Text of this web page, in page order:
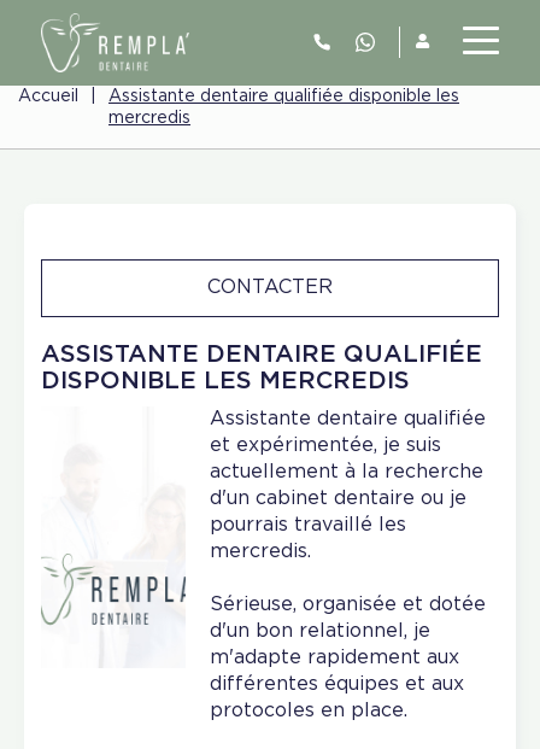
Accueil
Assistante dentaire qualifiée disponible les
mercredis
ASSISTANTE DENTAIRE QUALIFIÉE
DISPONIBLE LES MERCREDIS
CONTACTER
Assistante dentaire qualifiée
et expérimentée, je suis
actuellement à la recherche
d'un cabinet dentaire ou je
pourrais travaillé les
mercredis.
Sérieuse, organisée et dotée
d'un bon relationnel, je
m'adapte rapidement aux
différentes équipes et aux
protocoles en place.